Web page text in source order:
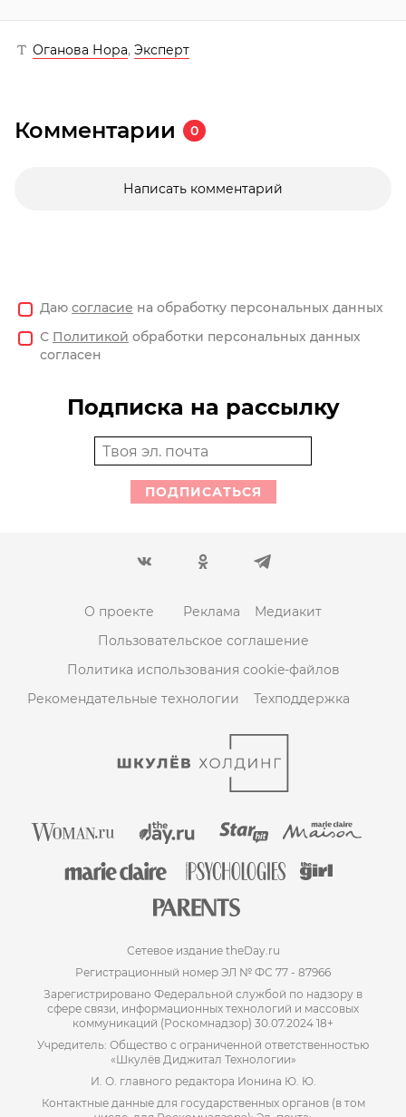
Оганова Нора, Эксперт
Комментарии 0
Написать комментарий
Даю согласие на обработку персональных данных
С Политикой обработки персональных данных
согласен
Подписка на рассылку
ПОДПИСАТЬСЯ
О проекте Реклама
Медиакит
Пользовательское соглашение
Политика использования cookie-файлов
Рекомендательные технологии
Техподдержка
Сетевое издание theDay.ru
Регистрационный номер ЭЛ № ФС 77 - 87966
Зарегистрировано Федеральной службой по надзору в
сфере связи, информационных технологий и массовых
коммуникаций (Роскомнадзор) 30.07.2024 18+
Учредитель: Общество с ограниченной ответственностью
«Шкулёв Диджитал Технологии»
И. О. главного редактора Ионина Ю. Ю.
Контактные данные для государственных органов (в том